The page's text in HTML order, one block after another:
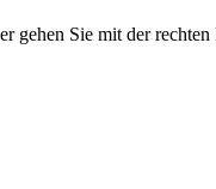
gehen Sie mit der